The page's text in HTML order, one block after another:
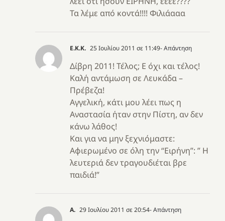
Τα λέμε από κοντά!!!! Φιλιάααα
Ε.Κ.Κ. 25 Ιουλίου 2011 σε 11:49- Απάντηση
Δίβρη 2011! Τέλος; Ε όχι και τέλος!
Καλή αντάμωση σε Λευκάδα –
Πρέβεζα!
Αγγελική, κάτι μου λέει πως η
Αναστασία ήταν στην Πίστη, αν δεν
κάνω λάθος!
Και για να μην ξεχνιόμαστε:
Αφιερωμένο σε όλη την “Ειρήνη”: ” Η
λευτεριά δεν τραγουδιέται βρε
παιδιά!”
Α. 29 Ιουλίου 2011 σε 20:54- Απάντηση